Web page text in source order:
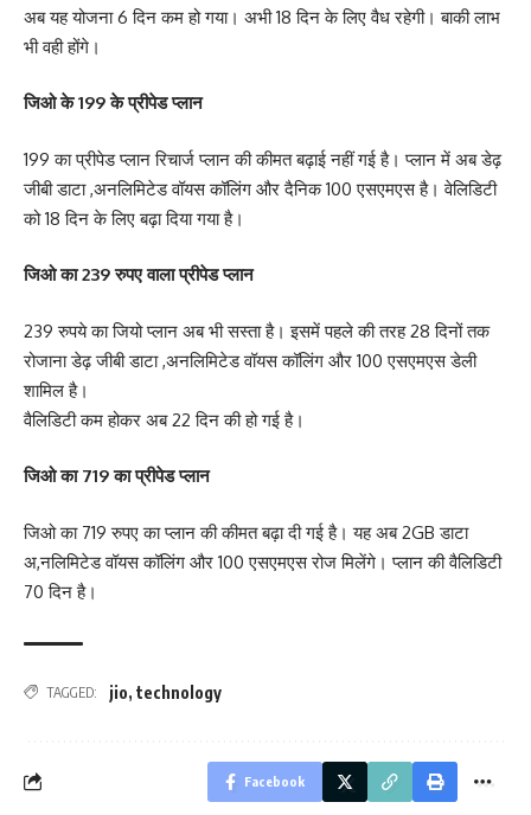
अब यह योजना 6 दिन कम हो गया। अभी 18 दिन के लिए वैध रहेगी। बाकी लाभ
भी वही होंगे।
जिओ के 199 के प्रीपेड प्लान
199 का प्रीपेड प्लान रिचार्ज प्लान की कीमत बढ़ाई नहीं गई है। प्लान में अब डेढ़
जीबी डाटा ,अनलिमिटेड वॉयस कॉलिंग और दैनिक 100 एसएमएस है। वेलिडिटी
को 18 दिन के लिए बढ़ा दिया गया है।
जिओ का 239 रुपए वाला प्रीपेड प्लान
239 रुपये का जियो प्लान अब भी सस्ता है। इसमें पहले की तरह 28 दिनों तक
रोजाना डेढ़ जीबी डाटा ,अनलिमिटेड वॉयस कॉलिंग और 100 एसएमएस डेली
शामिल है।
वैलिडिटी कम होकर अब 22 दिन की हो गई है।
जिओ का 719 का प्रीपेड प्लान
जिओ का 719 रुपए का प्लान की कीमत बढ़ा दी गई है। यह अब 2GB डाटा
अ,नलिमिटेड वॉयस कॉलिंग और 100 एसएमएस रोज मिलेंगे। प्लान की वैलिडिटी
70 दिन है।
TAGGED: jio, technology
Facebook